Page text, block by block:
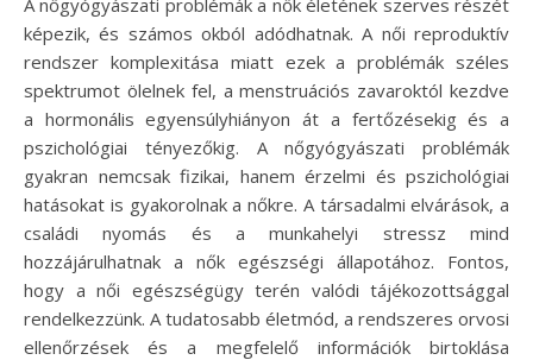
képezik, és számos okból adódhatnak. A női reproduktív
rendszer komplexitása miatt ezek a problémák széles
spektrumot ölelnek fel, a menstruációs zavaroktól kezdve
a hormonális egyensúlyhiányon át a fertőzésekig és a
pszichológiai tényezőkig. A nőgyógyászati problémák
gyakran nemcsak fizikai, hanem érzelmi és pszichológiai
hatásokat is gyakorolnak a nőkre. A társadalmi elvárások, a
családi nyomás és a munkahelyi stressz mind
hozzájárulhatnak a nők egészségi állapotához. Fontos,
hogy a női egészségügy terén valódi tájékozottsággal
rendelkezzünk. A tudatosabb életmód, a rendszeres orvosi
ellenőrzések és a megfelelő információk birtoklása